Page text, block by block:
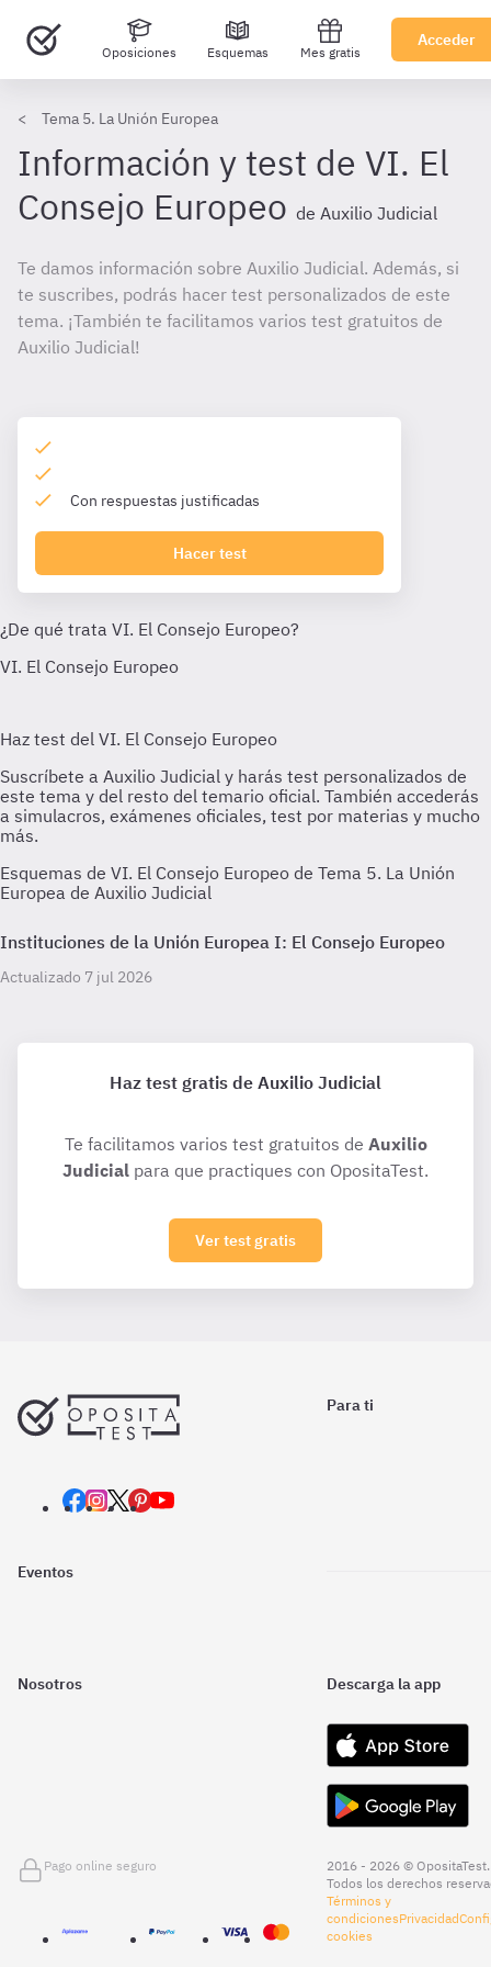
Oposiciones Esquemas Mes gratis
Acceder
Tema 5. La Unión Europea
Información y test de VI. El
Consejo Europeo de Auxilio Judicial
Te damos información sobre Auxilio Judicial. Además, si
te suscribes, podrás hacer test personalizados de este
tema. ¡También te facilitamos varios test gratuitos de
Auxilio Judicial!
Con respuestas justificadas
Hacer test
Esquemas de VI. El Consejo Europeo de Tema 5. La Unión
Europea de Auxilio Judicial
Instituciones de la Unión Europea I: El Consejo Europeo
Actualizado 7 jul 2026
Haz test gratis de Auxilio Judicial
Te facilitamos varios test gratuitos de Auxilio
Judicial para que practiques con OpositaTest.
Ver test gratis
Para ti
Eventos
Nosotros Descarga la app
Pago online seguro
2016 - 2026 © OpositaTest.
Todos los derechos
Términos y
condicionesPrivacidad
cookies